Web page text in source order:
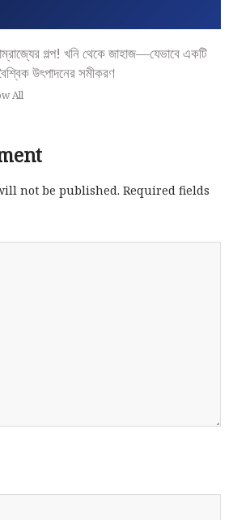
গল্প! খনি থেকে জাহাজ—যেভাবে একটি
উৎপাদনের সমীকরণ
All
not be published. Required fields